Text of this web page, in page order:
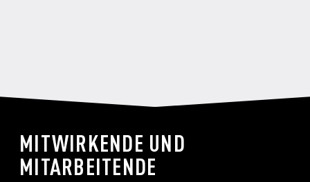
Das möchtest du können ...
MITWIRKENDE UND
MITARBEITENDE